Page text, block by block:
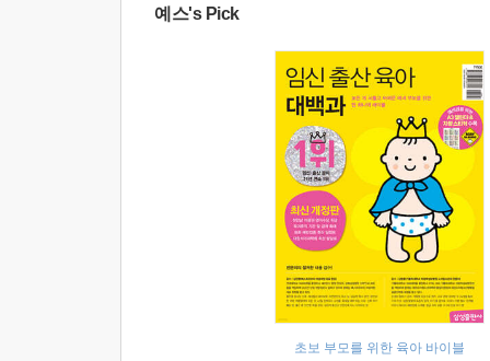
예스's Pick
초보 부모를 위한 육아 바이블